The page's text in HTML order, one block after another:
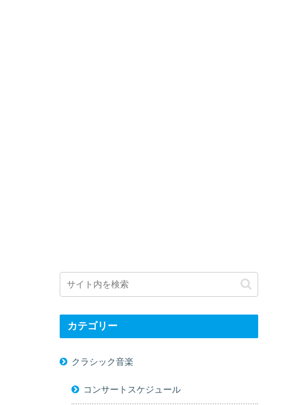
カテゴリー
クラシック音楽
コンサートスケジュール